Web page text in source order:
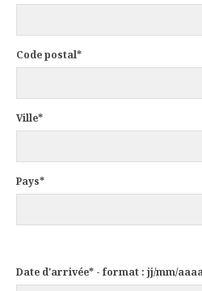
Code postal*
Ville*
Pays*
Date d'arrivée* - format : jj/mm/